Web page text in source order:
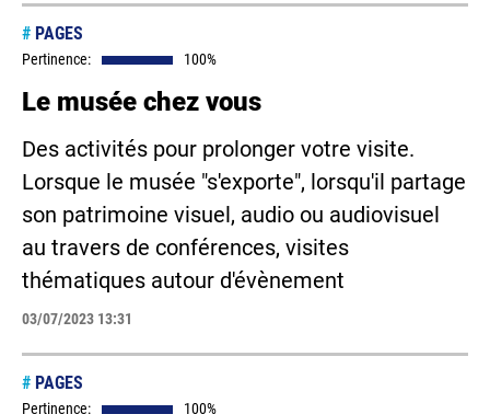
# PAGES
Pertinence: 100%
Le musée chez vous
Des activités pour prolonger votre visite.
Lorsque le musée "s'exporte", lorsqu'il partage
son patrimoine visuel, audio ou audiovisuel
au travers de conférences, visites
thématiques autour d'évènement
03/07/2023 13:31
# PAGES
Pertinence: 100%